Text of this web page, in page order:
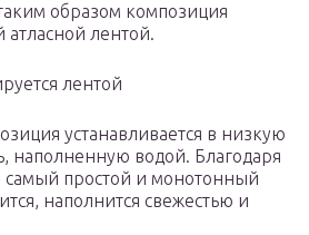
образом композиция
атласной лентой.
лентой
устанавливается в низкую
наполненную водой. Благодаря
самый простой и монотонный
наполнится свежестью и